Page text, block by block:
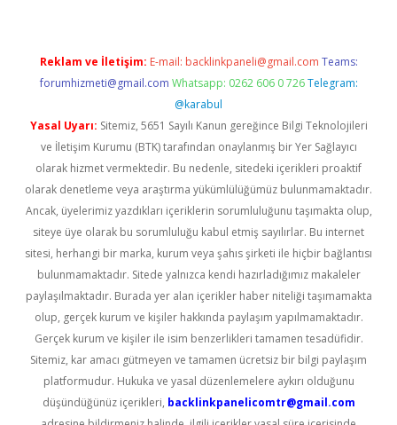
Reklam ve İletişim: E-mail: backlinkpaneli@gmail.com Teams:
forumhizmeti@gmail.com Whatsapp: 0262 606 0 726 Telegram:
@karabul
Yasal Uyarı: Sitemiz, 5651 Sayılı Kanun gereğince Bilgi Teknolojileri
ve İletişim Kurumu (BTK) tarafından onaylanmış bir Yer Sağlayıcı
olarak hizmet vermektedir. Bu nedenle, sitedeki içerikleri proaktif
olarak denetleme veya araştırma yükümlülüğümüz bulunmamaktadır.
Ancak, üyelerimiz yazdıkları içeriklerin sorumluluğunu taşımakta olup,
siteye üye olarak bu sorumluluğu kabul etmiş sayılırlar. Bu internet
sitesi, herhangi bir marka, kurum veya şahıs şirketi ile hiçbir bağlantısı
bulunmamaktadır. Sitede yalnızca kendi hazırladığımız makaleler
paylaşılmaktadır. Burada yer alan içerikler haber niteliği taşımamakta
olup, gerçek kurum ve kişiler hakkında paylaşım yapılmamaktadır.
Gerçek kurum ve kişiler ile isim benzerlikleri tamamen tesadüfidir.
Sitemiz, kar amacı gütmeyen ve tamamen ücretsiz bir bilgi paylaşım
platformudur. Hukuka ve yasal düzenlemelere aykırı olduğunu
düşündüğünüz içerikleri, backlinkpanelicomtr@gmail.com